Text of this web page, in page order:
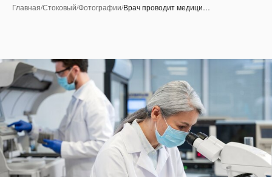
Главная/Стоковый/Фотографии/Врач проводит медици…